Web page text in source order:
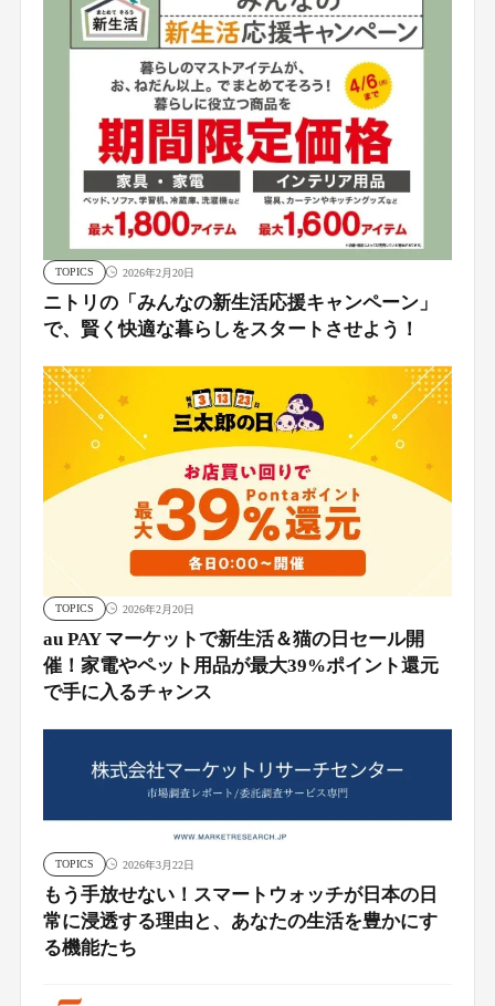
TOPICS 2026年2月20日
ニトリの「みんなの新生活応援キャンペーン」
で、賢く快適な暮らしをスタートさせよう！
TOPICS 2026年2月20日
au PAY マーケットで新生活＆猫の日セール開
催！家電やペット用品が最大39%ポイント還元
で手に入るチャンス
TOPICS 2026年3月22日
もう手放せない！スマートウォッチが日本の日
常に浸透する理由と、あなたの生活を豊かにす
る機能たち